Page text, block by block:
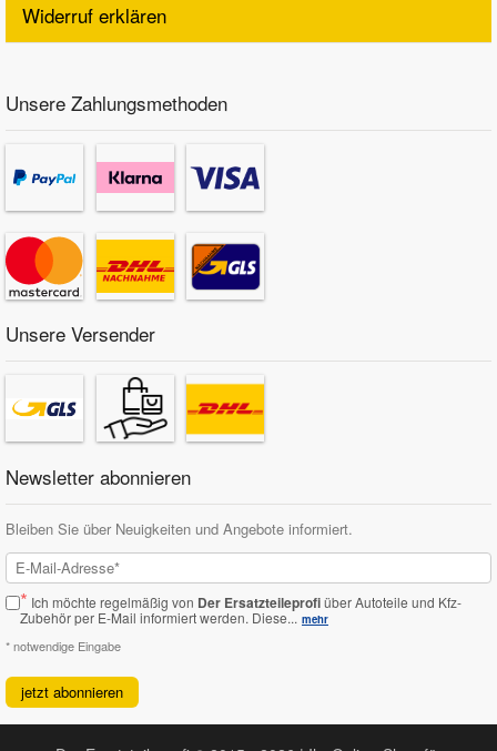
Widerruf erklären
Unsere Zahlungsmethoden
Unsere Versender
Newsletter abonnieren
Bleiben Sie über Neuigkeiten und Angebote informiert.
* Ich möchte regelmäßig von Der Ersatzteileprofiüber Autoteile und Kfz-
Zubehör per E-Mail informiert werden. Diese... mehr
* notwendige Eingabe
jetzt abonnieren